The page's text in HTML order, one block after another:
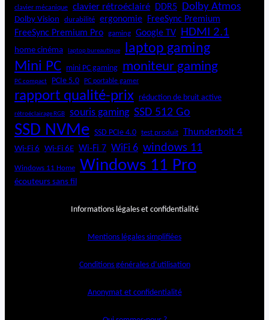
clavier mécanique clavier rétroéclairé DDR5 Dolby Atmos
Dolby Vision durabilité ergonomie
FreeSync Premium
FreeSync Premium Pro
gaming Google TV HDMI 2.1
home cinéma laptop bureautique laptop gaming
Mini PC mini PC gaming moniteur gaming
PC compact PCIe 5.0 PC portable gamer
rapport qualité-prix réduction de bruit active
rétroéclairage RGB souris gaming SSD 512 Go
SSD NVMe SSD PCIe 4.0 test produit Thunderbolt 4
Wi-Fi 6 Wi-Fi 6E Wi-Fi 7 WiFi 6 windows 11
Windows 11 Home Windows 11 Pro
écouteurs sans fil
Informations légales et confidentialité
Mentions légales simplifiées
Conditions générales d’utilisation
Anonymat et confidentialité